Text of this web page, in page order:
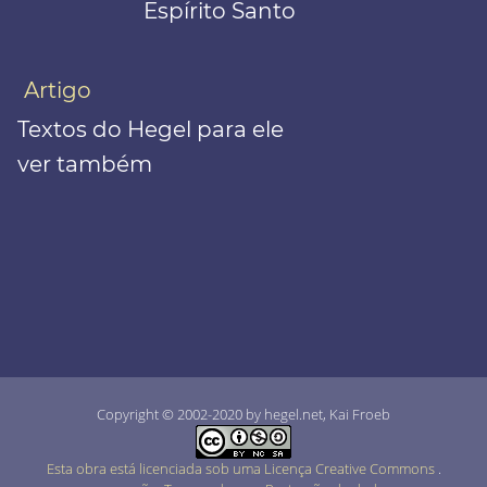
Espírito Santo
Artigo
Textos do Hegel para ele
ver também
Copyright © 2002-2020 by hegel.net, Kai Froeb
Esta obra está licenciada sob uma Licença Creative Commons .